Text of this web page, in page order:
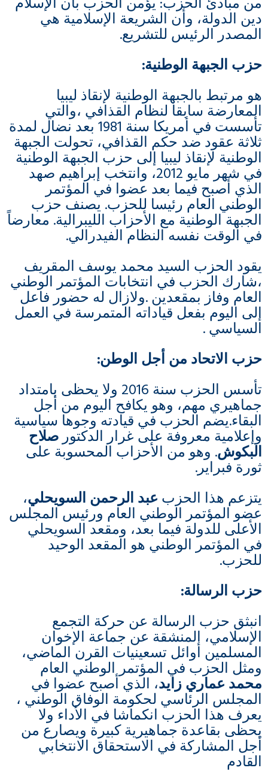
دين الدولة، وأن الشريعة الإسلامية هي
المصدر الرئيس للتشريع.
حزب الجبهة الوطنية:
هو مرتبط بالجبهة الوطنية لإنقاذ ليبيا
المعارضة سابقا لنظام القذافي ،والتي
تأسست في أمريكا سنة 1981 بعد نضال لمدة
ثلاثة عقود ضد حكم القذافي، تحولت الجبهة
الوطنية لإنقاذ ليبيا إلى حزب الجبهة الوطنية
في شهر مايو 2012، وانتخب إبراهيم صهد
الذي أصبح فيما بعد عضوا في المؤتمر
الوطني العام رئيسا للحزب. يصنف حزب
الجبهة الوطنية مع الأحزاب الليبرالية. معارضاً
في الوقت نفسه النظام الفيدرالي.
يقود الحزب السيد محمد يوسف المقريف
،شارك الحزب في انتخابات المؤتمر الوطني
العام وفاز بمقعدين .ولازال له حضور فاعل
إلى اليوم بفعل قياداته المتمرسة في العمل
السياسي .
حزب الاتحاد من أجل الوطن:
تأسس الحزب سنة 2016 ولا يحظى بامتداد
جماهيري مهم، وهو يكافح اليوم من أجل
البقاء.يضم الحزب في قيادته وجوها سياسية
وإعلامية معروفة على غرار الدكتورصلاح
البكوش. وهو من الأحزاب المحسوبة على
ثورة فبراير.
يتزعم هذا الحزب عبد الرحمن السويحلي،
عضو المؤتمر الوطني العام ورئيس المجلس
الأعلى للدولة فيما بعد، ومقعد السويحلي
في المؤتمر الوطني هو المقعد الوحيد
للحزب.
حزب الرسالة:
انبثق حزب الرسالة عن حركة التجمع
الإسلامي، المنشقة عن جماعة الإخوان
المسلمين أوائل تسعينيات القرن الماضي،
ومثل الحزب في المؤتمر الوطني العام
محمد عماري زايد، الذي أصبح عضوا في
المجلس الرئاسي لحكومة الوفاق الوطني ،
يعرف هذا الحزب انكماشا في الأداء ولا
يحظى بقاعدة جماهيرية كبيرة ويصارع من
أجل المشاركة في الاستحقاق الانتخابي
القادم